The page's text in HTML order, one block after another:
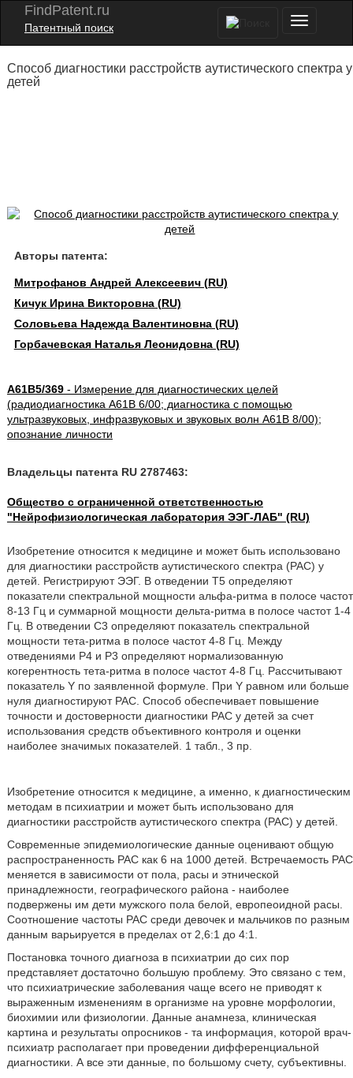
FindPatent.ru
Патентный поиск
Способ диагностики расстройств аутистического спектра у
детей
Авторы патента:
Митрофанов Андрей Алексеевич (RU)
Кичук Ирина Викторовна (RU)
Соловьева Надежда Валентиновна (RU)
Горбачевская Наталья Леонидовна (RU)
A61B5/369- Измерение для диагностических целей
(радиодиагностика A61B 6/00; диагностика с помощью
ультразвуковых, инфразвуковых и звуковых волн A61B 8/00);
опознание личности
Владельцы патента RU 2787463:
Общество с ограниченной ответственностью
"Нейрофизиологическая лаборатория ЭЭГ-ЛАБ" (RU)
Изобретение относится к медицине и может быть использовано
для диагностики расстройств аутистического спектра (РАС) у
детей. Регистрируют ЭЭГ. В отведении Т5 определяют
показатели спектральной мощности альфа-ритма в полосе частот
8-13 Гц и суммарной мощности дельта-ритма в полосе частот 1-4
Гц. В отведении С3 определяют показатель спектральной
мощности тета-ритма в полосе частот 4-8 Гц. Между
отведениями Р4 и Р3 определяют нормализованную
когерентность тета-ритма в полосе частот 4-8 Гц. Рассчитывают
показатель Υ по заявленной формуле. При Υ равном или больше
нуля диагностируют РАС. Способ обеспечивает повышение
точности и достоверности диагностики РАС у детей за счет
использования средств объективного контроля и оценки
наиболее значимых показателей. 1 табл., 3 пр.
Изобретение относится к медицине, а именно, к диагностическим
методам в психиатрии и может быть использовано для
диагностики расстройств аутистического спектра (РАС) у детей.
Современные эпидемиологические данные оценивают общую
распространенность РАС как 6 на 1000 детей. Встречаемость РАС
меняется в зависимости от пола, расы и этнической
принадлежности, географического района - наиболее
подвержены им дети мужского пола белой, европеоидной расы.
Соотношение частоты РАС среди девочек и мальчиков по разным
данным варьируется в пределах от 2,6:1 до 4:1.
Постановка точного диагноза в психиатрии до сих пор
представляет достаточно большую проблему. Это связано с тем,
что психиатрические заболевания чаще всего не приводят к
выраженным изменениям в организме на уровне морфологии,
биохимии или физиологии. Данные анамнеза, клиническая
картина и результаты опросников - та информация, которой врач-
психиатр располагает при проведении дифференциальной
диагностики. А все эти данные, по большому счету, субъективны.